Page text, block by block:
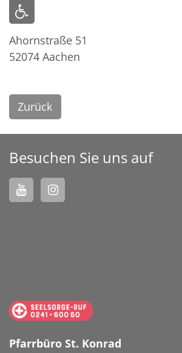
Ahornstraße 51
52074 Aachen
Zurück
Besuchen Sie uns auf
Pfarrbüro St. Konrad